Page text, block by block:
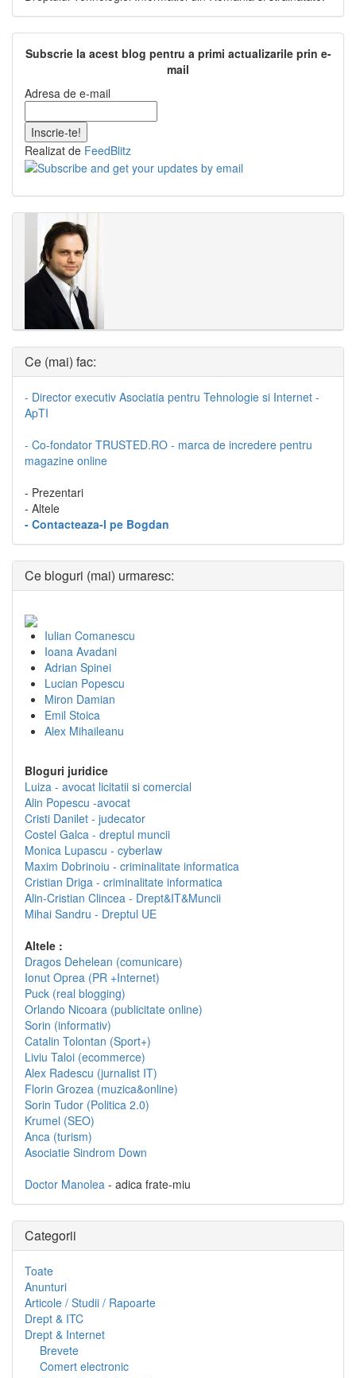
Subscrie la acest blog pentru a primi actualizarile prin e-
mail
Adresa de e-mail
Realizat de FeedBlitz
Ce (mai) fac:
- Director executiv Asociatia pentru Tehnologie si Internet -
ApTI
- Co-fondator TRUSTED.RO - marca de incredere pentru
magazine online
- Prezentari
- Altele
- Contacteaza-l pe Bogdan
Ce bloguri (mai) urmaresc:
Iulian Comanescu
Ioana Avadani
Adrian Spinei
Lucian Popescu
Miron Damian
Emil Stoica
Alex Mihaileanu
Bloguri juridice
Luiza - avocat licitatii si comercial
Alin Popescu -avocat
Cristi Danilet - judecator
Costel Galca - dreptul muncii
Monica Lupascu - cyberlaw
Maxim Dobrinoiu - criminalitate informatica
Cristian Driga - criminalitate informatica
Alin-Cristian Clincea - Drept&IT&Muncii
Mihai Sandru - Dreptul UE
Altele :
Dragos Dehelean (comunicare)
Ionut Oprea (PR +Internet)
Puck (real blogging)
Orlando Nicoara (publicitate online)
Sorin (informativ)
Catalin Tolontan (Sport+)
Liviu Taloi (ecommerce)
Alex Radescu (jurnalist IT)
Florin Grozea (muzica&online)
Sorin Tudor (Politica 2.0)
Krumel (SEO)
Anca (turism)
Asociatie Sindrom Down
Doctor Manolea - adica frate-miu
Categorii
Toate
Anunturi
Articole / Studii / Rapoarte
Drept & ITC
Drept & Internet
Brevete
Comert electronic